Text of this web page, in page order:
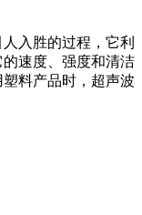
入胜的过程，它利
速度、强度和清洁
料产品时，超声波